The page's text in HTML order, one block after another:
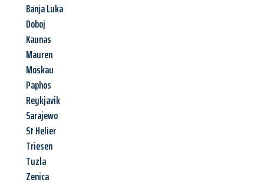
Banja Luka
Doboj
Kaunas
Mauren
Moskau
Paphos
Reykjavik
Sarajewo
St Helier
Triesen
Tuzla
Zenica